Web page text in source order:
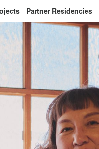
Partner Residencies